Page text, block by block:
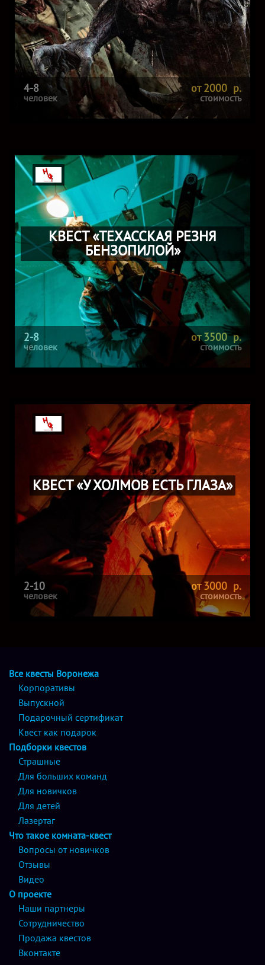
4-8
человек
от 2000 р.
стоимость
КВЕСТ «ТЕХАССКАЯ РЕЗНЯ
БЕНЗОПИЛОЙ»
2-8
человек
от 3500 р.
стоимость
КВЕСТ «У ХОЛМОВ ЕСТЬ ГЛАЗА»
2-10
человек
от 3000 р.
стоимость
Все квесты Воронежа
Корпоративы
Выпускной
Подарочный сертификат
Квест как подарок
Подборки квестов
Страшные
Для больших команд
Для новичков
Для детей
Лазертаг
Что такое комната-квест
Вопросы от новичков
Отзывы
Видео
О проекте
Наши партнеры
Сотрудничество
Продажа квестов
Вконтакте